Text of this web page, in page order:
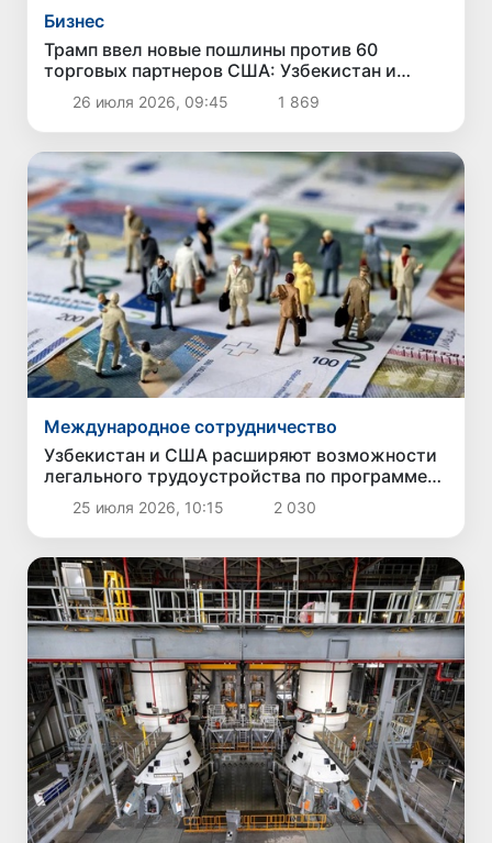
Бизнес
Трамп ввел новые пошлины против 60
торговых партнеров США: Узбекистан и
другие страны Центральной Азии в список не
вошли
26 июля 2026, 09:45 1 869
Международное сотрудничество
Узбекистан и США расширяют возможности
легального трудоустройства по программе
сезонных виз H-2A
25 июля 2026, 10:15 2 030